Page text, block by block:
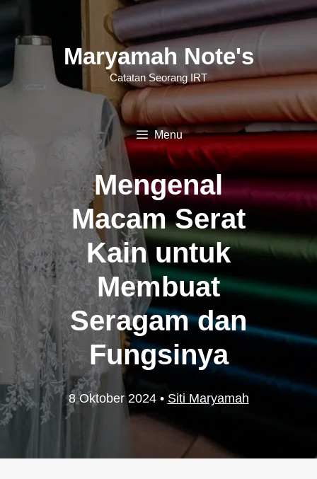
Maryamah Note's
Catatan Seorang IRT
Menu
Mengenal
Macam Serat
Kain untuk
Membuat
Seragam dan
Fungsinya
8 Oktober 2024• Siti Maryamah